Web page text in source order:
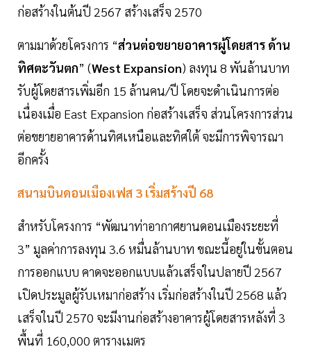
ก่อสร้างในต้นปี 2567 สร้างเสร็จ 2570
ตามมาด้วยโครงการ “ส่วนต่อขยายอาคารผู้โดยสาร ด้าน
ทิศตะวันตก” (West Expansion) ลงทุน 8 พันล้านบาท
รับผู้โดยสารเพิ่มอีก 15 ล้านคน/ปี โดยจะดำเนินการต่อ
เนื่องเมื่อ East Expansion ก่อสร้างเสร็จ ส่วนโครงการส่วน
ต่อขยายอาคารด้านทิศเหนือและทิศใต้ จะมีการพิจารณา
อีกครั้ง
สนามบินดอนเมืองเฟส 3 เริ่มสร้างปี 68
สำหรับโครงการ “พัฒนาท่าอากาศยานดอนเมืองระยะที่
3” มูลค่าการลงทุน 3.6 หมื่นล้านบาท ขณะนี้อยู่ในขั้นตอน
การออกแบบ คาดจะออกแบบแล้วเสร็จในปลายปี 2567
เปิดประมูลผู้รับเหมาก่อสร้าง เริ่มก่อสร้างในปี 2568 แล้ว
เสร็จในปี 2570 จะมีงานก่อสร้างอาคารผู้โดยสารหลังที่ 3
พื้นที่ 160,000 ตารางเมตร